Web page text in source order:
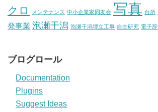
クロ
メンテナンス 中小企業家同友会 写真 台所
発事業 泡瀬干潟 泡瀬干潟埋立工事 自由研究 電子
ブログロール
Documentation
Plugins
Suggest Ideas